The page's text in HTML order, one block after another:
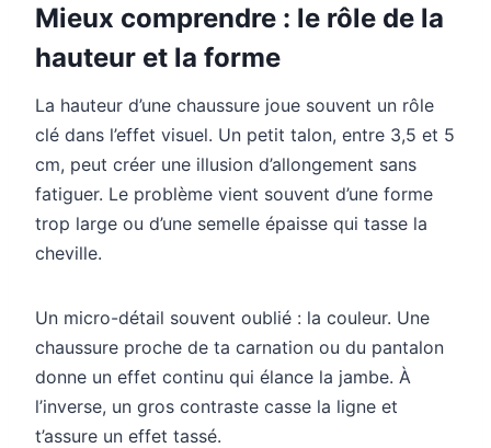
Mieux comprendre : le rôle de la
hauteur et la forme
La hauteur d’une chaussure joue souvent un rôle
clé dans l’effet visuel. Un petit talon, entre 3,5 et 5
cm, peut créer une illusion d’allongement sans
fatiguer. Le problème vient souvent d’une forme
trop large ou d’une semelle épaisse qui tasse la
cheville.
Un micro-détail souvent oublié : la couleur. Une
chaussure proche de ta carnation ou du pantalon
donne un effet continu qui élance la jambe. À
l’inverse, un gros contraste casse la ligne et
t’assure un effet tassé.